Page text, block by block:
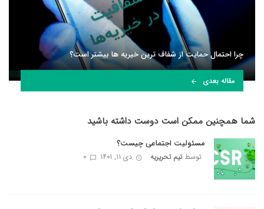
چرا احتمال حمایت از شفاف ترین خیریه ها بیشتر است؟
مقاله بعدی
شما همچنین ممکن است دوست داشته باشید
مسئولیت اجتماعی چیست؟
توسطتیم تحریریه دی ۱۱, ۱۴۰۱ 0